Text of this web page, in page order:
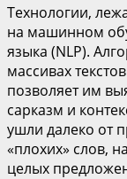
Технологии,
на машинном
языка (NLP).
массивах
позволяет им
сарказм и
ушли далеко от
«плохих» слов,
целых